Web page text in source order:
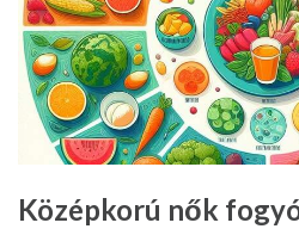
Középkorú nők